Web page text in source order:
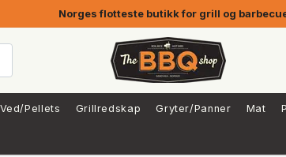
Norges flotteste butikk for grill og
Pellets Grillredskap Gryter/Panner Mat